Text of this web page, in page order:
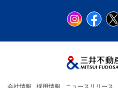
会社情報 採用情報 ニュースリリース